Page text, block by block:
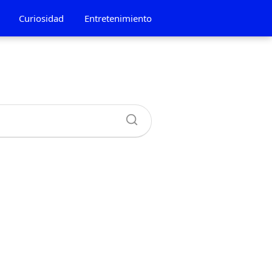
Curiosidad Entretenimiento